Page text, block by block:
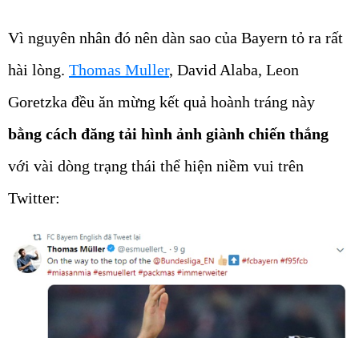
Vì nguyên nhân đó nên dàn sao của Bayern tỏ ra rất
hài lòng. Thomas Muller, David Alaba, Leon
Goretzka đều ăn mừng kết quả hoành tráng này
bằng cách đăng tải hình ảnh giành chiến thắng
với vài dòng trạng thái thể hiện niềm vui trên
Twitter: